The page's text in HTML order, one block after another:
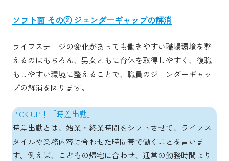
ソフト面 その② ジェンダーギャップの解消
ライフステージの変化があっても働きやすい職場環境を整
えるのはもちろん、男女ともに育休を取得しやすく、復職
もしやすい環境に整えることで、職員のジェンダーギャッ
プの解消を図ります。
PICK UP！「時差出勤」
時差出勤とは、始業・終業時間をシフトさせて、ライフス
タイルや業務内容に合わせた時間帯で働くことを言いま
す。例えば、こどもの帰宅に合わせ、通常の勤務時間より